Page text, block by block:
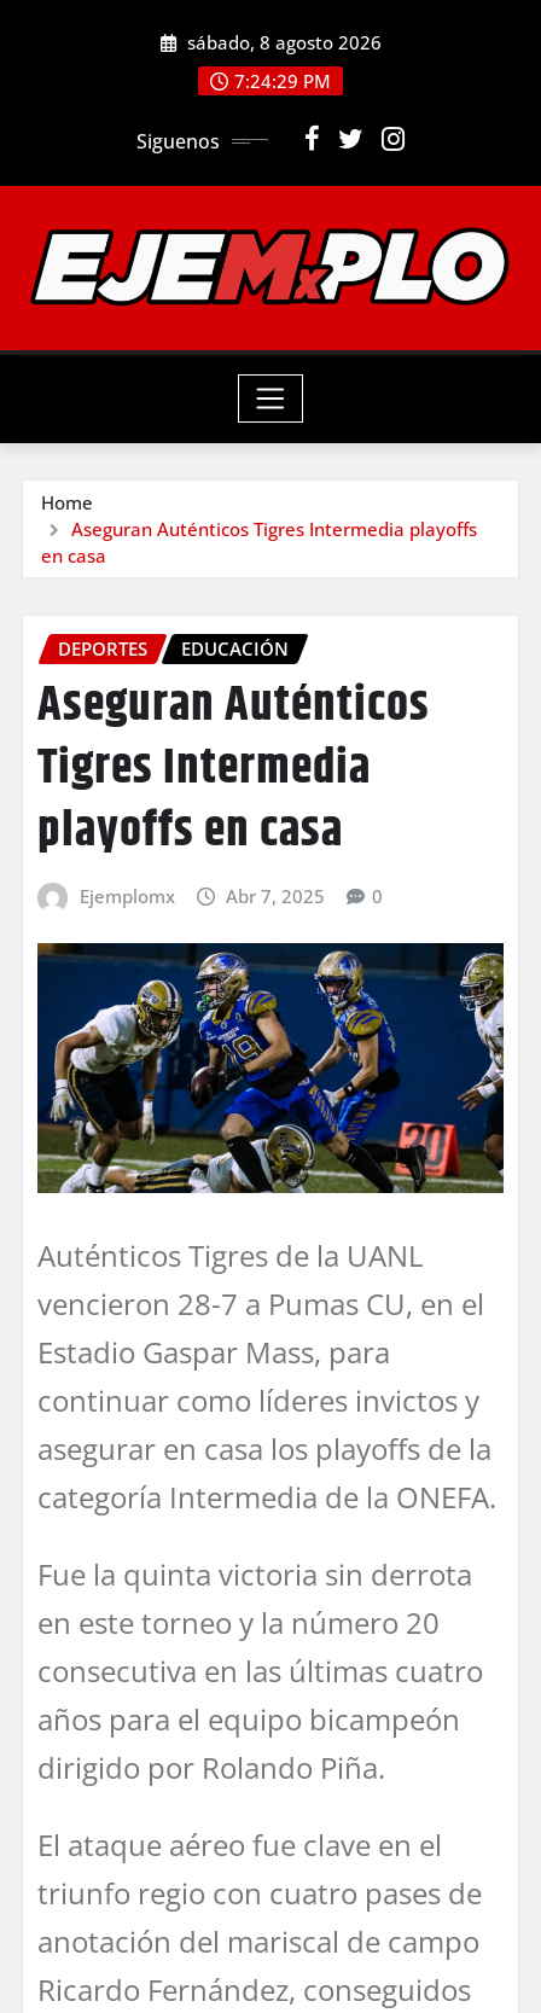
sábado, 8 agosto 2026
7:24:30 PM
Siguenos
Home
Aseguran Auténticos Tigres Intermedia playoffs
en casa
DEPORTES EDUCACIÓN
Aseguran Auténticos
Tigres Intermedia
playoffs en casa
Ejemplomx Abr 7, 2025 0
Auténticos Tigres de la UANL
vencieron 28-7 a Pumas CU, en el
Estadio Gaspar Mass, para
continuar como líderes invictos y
asegurar en casa los playoffs de la
categoría Intermedia de la ONEFA.
Fue la quinta victoria sin derrota
en este torneo y la número 20
consecutiva en las últimas cuatro
años para el equipo bicampeón
dirigido por Rolando Piña.
El ataque aéreo fue clave en el
triunfo regio con cuatro pases de
anotación del mariscal de campo
Ricardo Fernández, conseguidos